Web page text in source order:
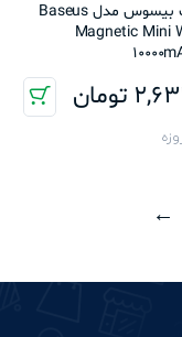
پاوربانک بیسوس مدل Baseus
Magnetic Mini
تومان
←